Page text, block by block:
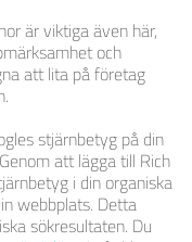
är viktiga även här,
och
att lita på företag
stjärnbetyg på din
att lägga till Rich
i din organiska
webbplats. Detta
sökresultaten. Du